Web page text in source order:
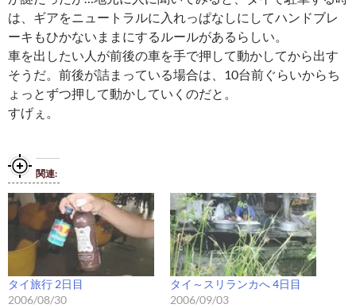
は、ギアをニュートラルに入れっぱなしにしてハンドブレ
ーキもひかないままにするルールがあるらしい。
車を出したい人が前後の車を手で押して動かしてから出す
そうだ。前後が詰まっている場合は、10台前ぐらいからち
ょっとずつ押して動かしていくのだと。
すげぇ。
関連
タイ旅行 2日目
2006/08/30
タイ～スリランカへ 4日目
2006/09/03